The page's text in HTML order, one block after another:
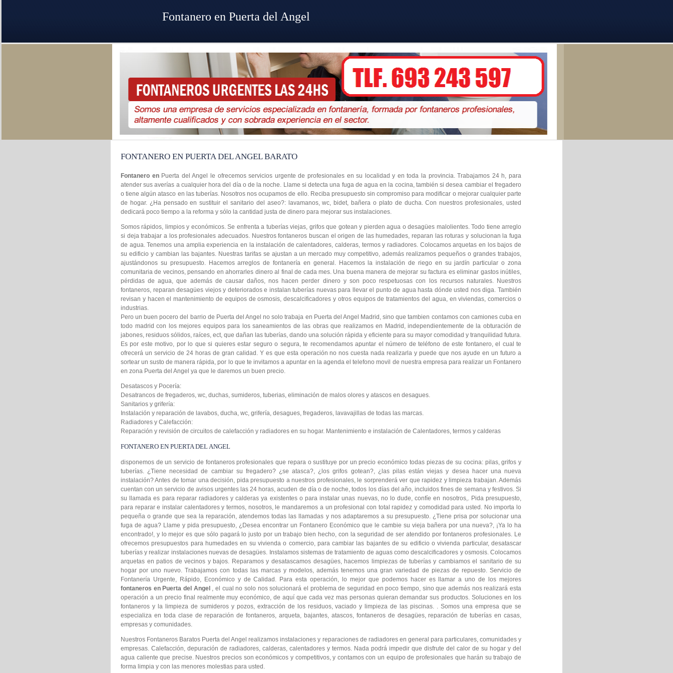
FONTANERO EN PUERTA DEL ANGEL BARATO
Fontanero en Puerta del Angel le ofrecemos servicios urgente de profesionales en su localidad y en toda la provincia. Trabajamos 24 h, para
atender sus averías a cualquier hora del día o de la noche. Llame si detecta una fuga de agua en la cocina, también si desea cambiar el fregadero
o tiene algún atasco en las tuberías. Nosotros nos ocupamos de ello. Reciba presupuesto sin compromiso para modificar o mejorar cualquier parte
de hogar. ¿Ha pensado en sustituir el sanitario del aseo?: lavamanos, wc, bidet, bañera o plato de ducha. Con nuestros profesionales, usted
dedicará poco tiempo a la reforma y sólo la cantidad justa de dinero para mejorar sus instalaciones.
Somos rápidos, limpios y económicos. Se enfrenta a tuberías viejas, grifos que gotean y pierden agua o desagües malolientes. Todo tiene arreglo
si deja trabajar a los profesionales adecuados. Nuestros fontaneros buscan el origen de las humedades, reparan las roturas y solucionan la fuga
de agua. Tenemos una amplia experiencia en la instalación de calentadores, calderas, termos y radiadores. Colocamos arquetas en los bajos de
su edificio y cambian las bajantes. Nuestras tarifas se ajustan a un mercado muy competitivo, además realizamos pequeños o grandes trabajos,
ajustándonos su presupuesto. Hacemos arreglos de fontanería en general. Hacemos la instalación de riego en su jardín particular o zona
comunitaria de vecinos, pensando en ahorrarles dinero al final de cada mes. Una buena manera de mejorar su factura es eliminar gastos inútiles,
pérdidas de agua, que además de causar daños, nos hacen perder dinero y son poco respetuosas con los recursos naturales. Nuestros
fontaneros, reparan desagües viejos y deteriorados e instalan tuberías nuevas para llevar el punto de agua hasta dónde usted nos diga. También
revisan y hacen el mantenimiento de equipos de osmosis, descalcificadores y otros equipos de tratamientos del agua, en viviendas, comercios o
industrias.
Pero un buen pocero del barrio de Puerta del Angel no solo trabaja en Puerta del Angel Madrid, sino que tambien contamos con camiones cuba en
todo madrid con los mejores equipos para los saneamientos de las obras que realizamos en Madrid, independientemente de la obturación de
jabones, residuos sólidos, raíces, ect, que dañan las tuberías, dando una solución rápida y eficiente para su mayor comodidad y tranquilidad futura.
Es por este motivo, por lo que si quieres estar seguro o segura, te recomendamos apuntar el número de teléfono de este fontanero, el cual te
ofrecerá un servicio de 24 horas de gran calidad. Y es que esta operación no nos cuesta nada realizarla y puede que nos ayude en un futuro a
sortear un susto de manera rápida, por lo que te invitamos a apuntar en la agenda el telefono movil de nuestra empresa para realizar un Fontanero
en zona Puerta del Angel ya que le daremos un buen precio.
Desatascos y Pocería:
Desatrancos de fregaderos, wc, duchas, sumideros, tuberias, eliminación de malos olores y atascos en desagues.
Sanitarios y grifería:
Instalación y reparación de lavabos, ducha, wc, grifería, desagues, fregaderos, lavavajillas de todas las marcas.
Radiadores y Calefacción:
Reparación y revisión de circuitos de calefacción y radiadores en su hogar. Mantenimiento e instalación de Calentadores, termos y calderas
FONTANERO EN PUERTA DEL ANGEL
disponemos de un servicio de fontaneros profesionales que repara o sustituye por un precio económico todas piezas de su cocina: pilas, grifos y
tuberías. ¿Tiene necesidad de cambiar su fregadero? ¿se atasca?, ¿los grifos gotean?, ¿las pilas están viejas y desea hacer una nueva
instalación? Antes de tomar una decisión, pida presupuesto a nuestros profesionales, le sorprenderá ver que rapidez y limpieza trabajan. Además
cuentan con un servicio de avisos urgentes las 24 horas, acuden de día o de noche, todos los días del año, incluidos fines de semana y festivos. Si
su llamada es para reparar radiadores y calderas ya existentes o para instalar unas nuevas, no lo dude, confíe en nosotros,. Pida presupuesto,
para reparar e instalar calentadores y termos, nosotros, le mandaremos a un profesional con total rapidez y comodidad para usted. No importa lo
pequeña o grande que sea la reparación, atendemos todas las llamadas y nos adaptaremos a su presupuesto. ¿Tiene prisa por solucionar una
fuga de agua? Llame y pida presupuesto, ¿Desea encontrar un Fontanero Económico que le cambie su vieja bañera por una nueva?, ¡Ya lo ha
encontrado!, y lo mejor es que sólo pagará lo justo por un trabajo bien hecho, con la seguridad de ser atendido por fontaneros profesionales. Le
ofrecemos presupuestos para humedades en su vivienda o comercio, para cambiar las bajantes de su edificio o vivienda particular, desatascar
tuberías y realizar instalaciones nuevas de desagües. Instalamos sistemas de tratamiento de aguas como descalcificadores y osmosis. Colocamos
arquetas en patios de vecinos y bajos. Reparamos y desatascamos desagües, hacemos limpiezas de tuberías y cambiamos el sanitario de su
hogar por uno nuevo. Trabajamos con todas las marcas y modelos, además tenemos una gran variedad de piezas de repuesto. Servicio de
Fontanería Urgente, Rápido, Económico y de Calidad. Para esta operación, lo mejor que podemos hacer es llamar a uno de los mejores
fontaneros en Puerta del Angel , el cual no solo nos solucionará el problema de seguridad en poco tiempo, sino que además nos realizará esta
operación a un precio final realmente muy económico, de aquí que cada vez mas personas quieran demandar sus productos. Soluciones en los
fontaneros y la limpieza de sumideros y pozos, extracción de los residuos, vaciado y limpieza de las piscinas. . Somos una empresa que se
especializa en toda clase de reparación de fontaneros, arqueta, bajantes, atascos, fontaneros de desagües, reparación de tuberías en casas,
empresas y comunidades.
Nuestros Fontaneros Baratos Puerta del Angel realizamos instalaciones y reparaciones de radiadores en general para particulares, comunidades y
empresas. Calefacción, depuración de radiadores, calderas, calentadores y termos. Nada podrá impedir que disfrute del calor de su hogar y del
agua caliente que precise. Nuestros precios son económicos y competitivos, y contamos con un equipo de profesionales que harán su trabajo de
forma limpia y con las menores molestias para usted.
Fontanero en Puerta del Angel